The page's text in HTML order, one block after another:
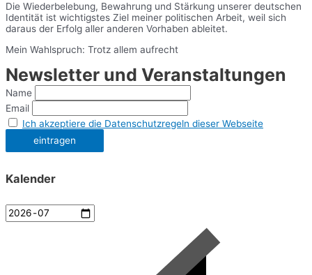
Die Wiederbelebung, Bewahrung und Stärkung unserer deutschen
Identität ist wichtigstes Ziel meiner politischen Arbeit, weil sich
daraus der Erfolg aller anderen Vorhaben ableitet.
Mein Wahlspruch: Trotz allem aufrecht
Newsletter und Veranstaltungen
Name
Email
Ich akzeptiere die Datenschutzregeln dieser Webseite
Kalender